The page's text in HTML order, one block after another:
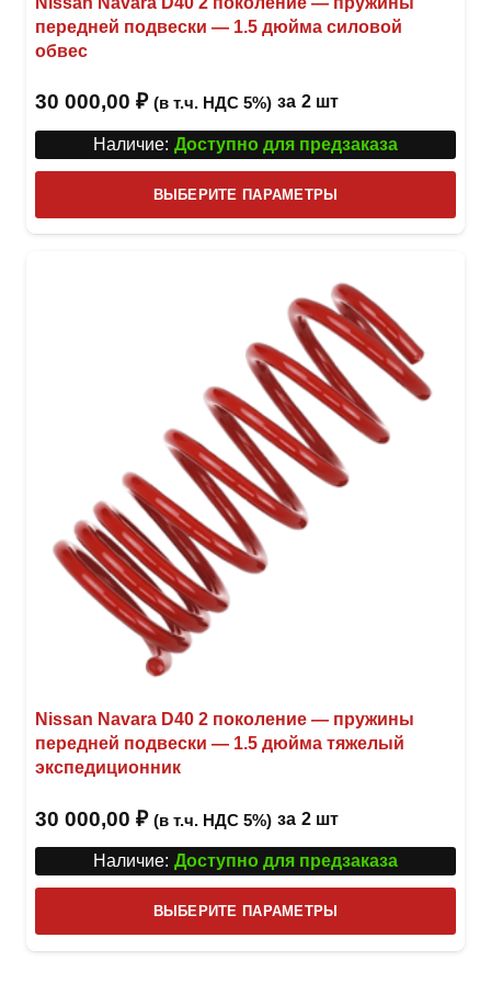
передней подвески — 1.5 дюйма силовой
обвес
30 000,00 ₽ (в т.ч. НДС 5%) за 2 шт
Наличие: Доступно для предзаказа
ВЫБЕРИТЕ ПАРАМЕТРЫ
товар
Nissan Navara D40 2 поколение — пружины
передней подвески — 1.5 дюйма тяжелый
экспедиционник
30 000,00 ₽ (в т.ч. НДС 5%) за 2 шт
Наличие: Доступно для предзаказа
ВЫБЕРИТЕ ПАРАМЕТРЫ
товар